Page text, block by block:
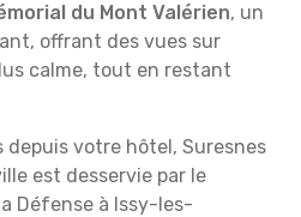
du Mont Valérien, un
offrant des vues sur
calme, tout en restant
depuis votre hôtel, Suresnes
est desservie par le
Défense à Issy-les-